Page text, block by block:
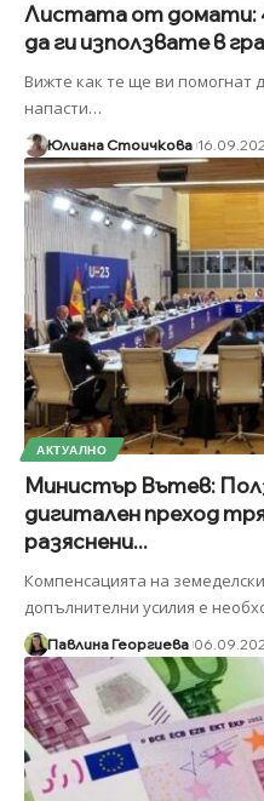
Листата от домати:
да ги използвате в
Вижте как те ще ви помогнат
напасти…
Юлиана Стоичкова
АКТУАЛНО
Министър Вътев:
дигитален преход
разяснени...
Компенсацията на
допълнителни усилия е
Павлина Георгиева